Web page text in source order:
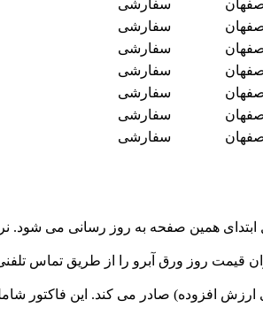
سفارشی اصفهان
سفارشی اصفهان
سفارشی اصفهان
سفارشی اصفهان
سفارشی اصفهان
سفارشی اصفهان
سفارشی اصفهان
ارزش افزوده) صادر می‌ کند. این فاکتور